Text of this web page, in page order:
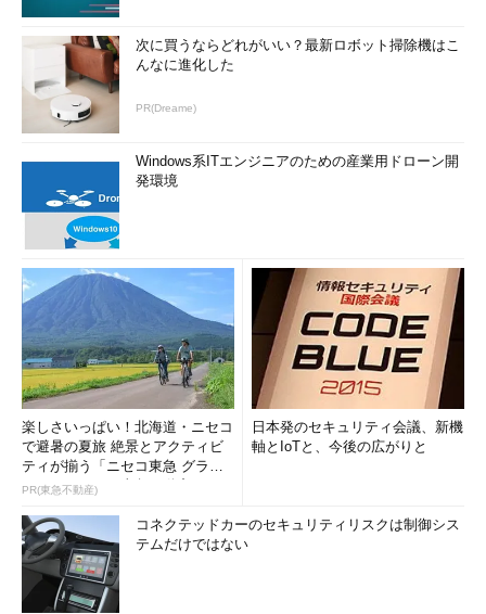
次に買うならどれがいい？最新ロボット掃除機はこ
んなに進化した
PR(Dreame)
Windows系ITエンジニアのための産業用ドローン開
発環境
楽しさいっぱい！北海道・ニセコ
で避暑の夏旅 絶景とアクティビ
ティが揃う「ニセコ東急 グラ
ン・ヒラフ」～東急不動産
PR(東急不動産)
日本発のセキュリティ会議、新機
軸とIoTと、今後の広がりと
コネクテッドカーのセキュリティリスクは制御シス
テムだけではない